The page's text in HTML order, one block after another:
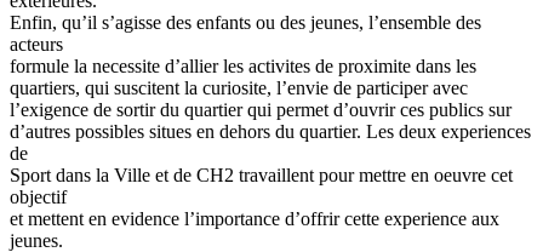
Enfin, qu’il s’agisse des enfants ou des jeunes, l’ensemble des
acteurs
formule la necessite d’allier les activites de proximite dans les
quartiers, qui suscitent la curiosite, l’envie de participer avec
l’exigence de sortir du quartier qui permet d’ouvrir ces publics sur
d’autres possibles situes en dehors du quartier. Les deux experiences
de
Sport dans la Ville et de CH2 travaillent pour mettre en oeuvre cet
objectif
et mettent en evidence l’importance d’offrir cette experience aux
jeunes.